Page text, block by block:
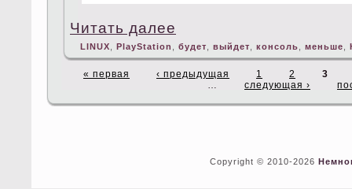
Читать далее
LINUX PlayStation будет выйдет консоль меньше
« первая ‹ предыдущая 1 2
3
…
следующая ›
Copyright © 2010-2026